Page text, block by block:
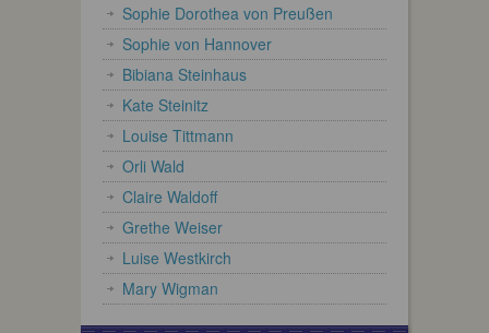
Sophie Dorothea von Preußen
Sophie von Hannover
Bibiana Steinhaus
Kate Steinitz
Louise Tittmann
Orli Wald
Claire Waldoff
Grethe Weiser
Luise Westkirch
Mary Wigman